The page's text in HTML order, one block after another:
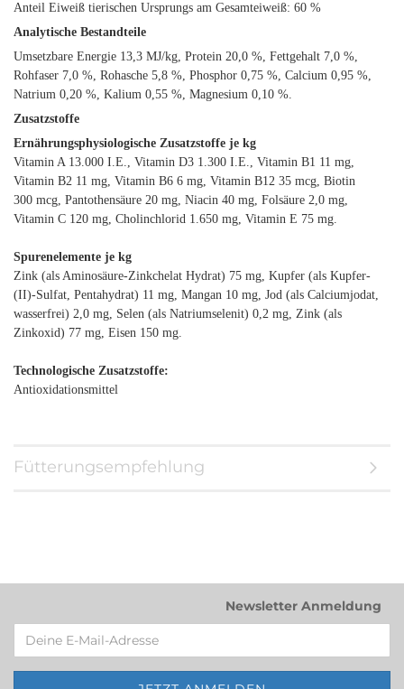
Anteil Eiweiß tierischen Ursprungs am Gesamteiweiß: 60 %
Analytische Bestandteile
Umsetzbare Energie 13,3 MJ/kg, Protein 20,0 %, Fettgehalt 7,0 %,
Rohfaser 7,0 %, Rohasche 5,8 %, Phosphor 0,75 %, Calcium 0,95 %,
Natrium 0,20 %, Kalium 0,55 %, Magnesium 0,10 %.
Zusatzstoffe
Ernährungsphysiologische Zusatzstoffe je kg
Vitamin A 13.000 I.E., Vitamin D3 1.300 I.E., Vitamin B1 11 mg,
Vitamin B2 11 mg, Vitamin B6 6 mg, Vitamin B12 35 mcg, Biotin
300 mcg, Pantothensäure 20 mg, Niacin 40 mg, Folsäure 2,0 mg,
Vitamin C 120 mg, Cholinchlorid 1.650 mg, Vitamin E 75 mg.
Spurenelemente je kg
Zink (als Aminosäure-Zinkchelat Hydrat) 75 mg, Kupfer (als Kupfer-
(II)-Sulfat, Pentahydrat) 11 mg, Mangan 10 mg, Jod (als Calciumjodat,
wasserfrei) 2,0 mg, Selen (als Natriumselenit) 0,2 mg, Zink (als
Zinkoxid) 77 mg, Eisen 150 mg.
Technologische Zusatzstoffe:
Antioxidationsmittel
Fütterungsempfehlung
Newsletter Anmeldung